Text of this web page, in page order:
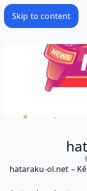
Skip to content
hataraku-ol.net –